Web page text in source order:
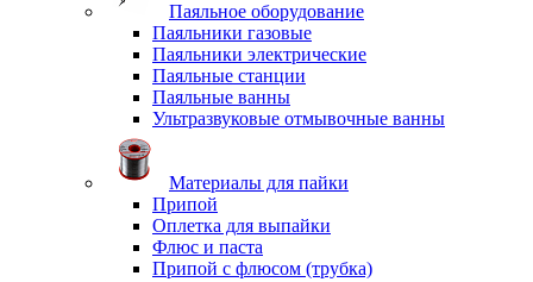
Паяльное оборудование
Паяльники газовые
Паяльники электрические
Паяльные станции
Паяльные ванны
Ультразвуковые отмывочные ванны
Материалы для пайки
Припой
Оплетка для выпайки
Флюс и паста
Припой с флюсом (трубка)